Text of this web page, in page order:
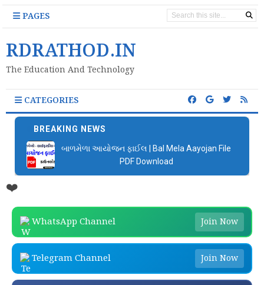
PAGES
RDRATHOD.IN
The Education And Technology
CATEGORIES
BREAKING NEWS
બાળમેળા આયોજન ફાઈલ | Bal Mela Aayojan File
PDF Download
❤️
WhatsApp Channel Join Now
Telegram Channel Join Now